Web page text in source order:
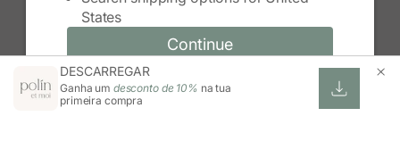
States
Continue
Change country/region and language
Continue
USBEQUISTÃO (UZS SO'M)
VENEZUELA (USD $)
VIETNAME (VND ₫)
WALLIS E FUTUNA (XPF FR)
ZIMBABUÉ (USD $)
DESCARREGAR
Ganha um desconto de 10% na tua
primeira compra